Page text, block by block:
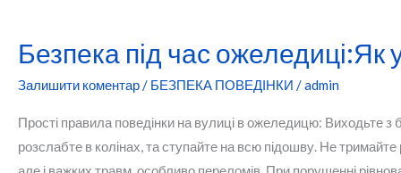
Безпека під час ожеледиці:Як
Залишити коментар/ БЕЗПЕКА ПОВЕДІНКИ /admin
Прості правила поведінки на вулиці в ожеледицю: Виходьте з
розслабте в колінах, та ступайте на всю підошву. Не